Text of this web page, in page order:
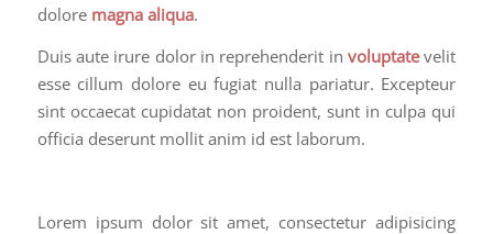
dolore magna aliqua.
Duis aute irure dolor in reprehenderit involuptatevelit
esse cillum dolore eu fugiat nulla pariatur. Excepteur
sint occaecat cupidatat non proident, sunt in culpa qui
officia deserunt mollit anim id est laborum.
Lorem ipsum dolor sit amet, consectetur adipisicing